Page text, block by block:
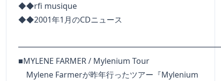
◆◆rfi musique
◆◆2001年1月のCDニュース
■MYLENE FARMER / Mylenium Tour
Mylene Farmerが昨年行ったツアー『Mylenium